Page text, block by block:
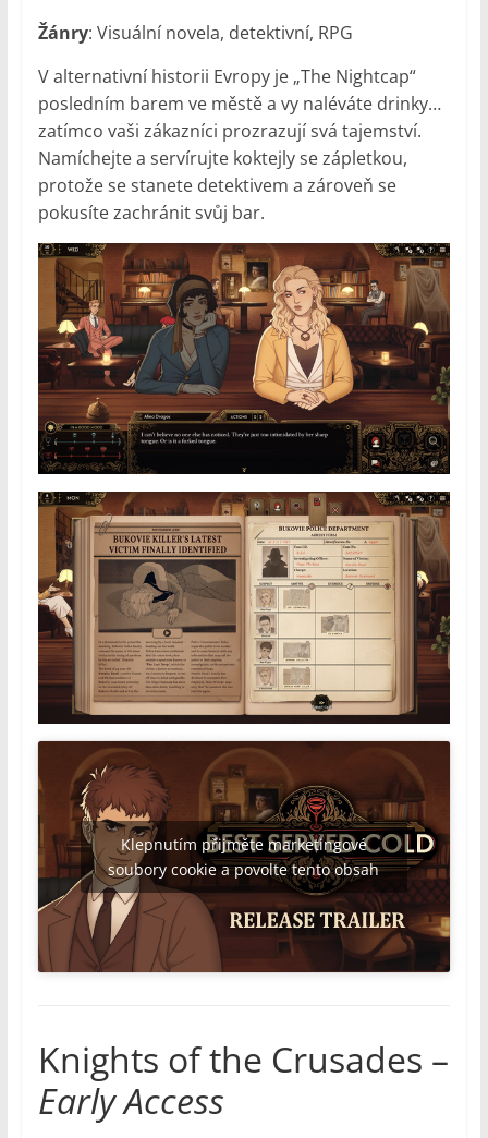
Žánry: Visuální novela, detektivní, RPG
V alternativní historii Evropy je „The Nightcap“
posledním barem ve městě a vy naléváte drinky…
zatímco vaši zákazníci prozrazují svá tajemství.
Namíchejte a servírujte koktejly se zápletkou,
protože se stanete detektivem a zároveň se
pokusíte zachránit svůj bar.
Klepnutím přijměte marketingové
soubory cookie a povolte tento obsah
Knights of the Crusades –
Early Access